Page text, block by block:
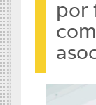
por